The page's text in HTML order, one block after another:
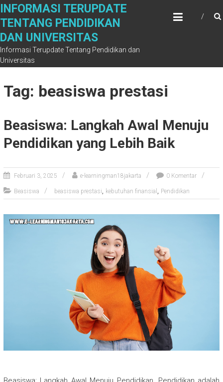
Skip
content
INFORMASI TERUPDATE
TENTANG PENDIDIKAN
DAN UNIVERSITAS
Informasi Terupdate Tentang Pendidikan dan
Universitas
Tag: beasiswa prestasi
Beasiswa: Langkah Awal Menuju
Pendidikan yang Lebih Baik
Februari 3, 2025 e-learningman18jakarta 0 Komentar
Beasiswa beasiswa prestasi, kebutuhan finansial , Pendidikan